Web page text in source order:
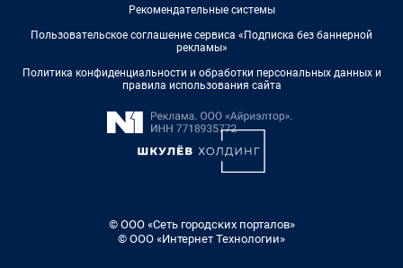
Рекомендательные системы
Пользовательское соглашение сервиса «Подписка без баннерной
рекламы»
Политика конфиденциальности и обработки персональных данных и
правила использования сайта
© ООО «Сеть городских порталов»
© ООО «Интернет Технологии»